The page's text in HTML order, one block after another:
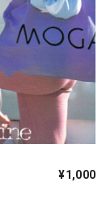
¥1,000